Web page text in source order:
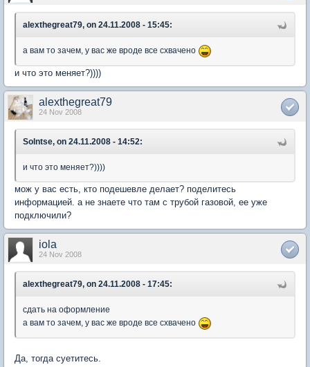
alexthegreat79, on 24.11.2008 - 15:45:
а вам то зачем, у вас же вроде все схвачено
и что это меняет?))))
alexthegreat79
24 Nov 2008
Solntse, on 24.11.2008 - 14:52:
и что это меняет?))))
мож у вас есть, кто подешевле делает? поделитесь
информацией. а не знаете что там с трубой газовой, ее уже
подключили?
iola
24 Nov 2008
alexthegreat79, on 24.11.2008 - 17:45:
сдать на оформление
а вам то зачем, у вас же вроде все схвачено
Да, тогда суетитесь.